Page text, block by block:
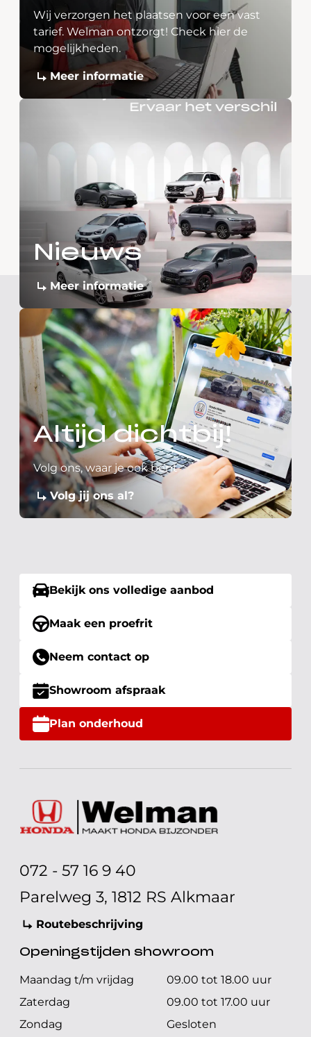
Wij verzorgen het plaatsen voor een vast
tarief. Welman ontzorgt! Check hier de
mogelijkheden.
Meer informatie
Nieuws
Meer informatie
Altijd dichtbij!
Volg ons, waar je ook bent
Volg jij ons al?
Bekijk ons volledige aanbod
Maak een proefrit
Neem contact op
Showroom afspraak
Plan onderhoud
072 - 57 16 9 40
Parelweg 3, 1812 RS Alkmaar
Routebeschrijving
Openingstijden showroom
Maandag t/m vrijdag
09.00 tot 18.00 uur
Zaterdag
09.00 tot 17.00 uur
Zondag
Gesloten